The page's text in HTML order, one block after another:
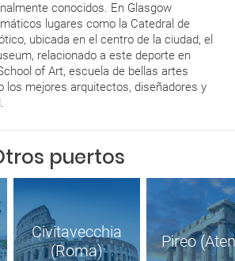
conocidos. En Glasgow
lugares como la Catedral de
ubicada en el centro de la ciudad, el
relacionado a este deporte en
of Art, escuela de bellas artes
los mejores arquitectos, diseñadores y
puertos
Civitavecchia
(Roma)
Pireo